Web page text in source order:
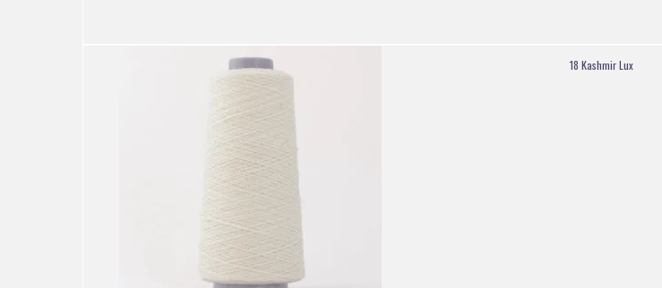
18 Kashmir Lux